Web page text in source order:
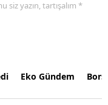
yazın, tartışalım *
Eko Gündem